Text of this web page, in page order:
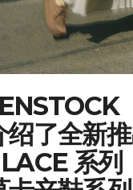
绍了全新
系列